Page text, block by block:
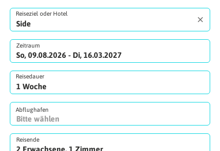
Reiseziel oder Hotel
Zeitraum
So, 09.08.2026 - Di, 16.03.2027
Reisedauer
Abflughafen
Reisende
2 Erwachsene, 1 Zimmer